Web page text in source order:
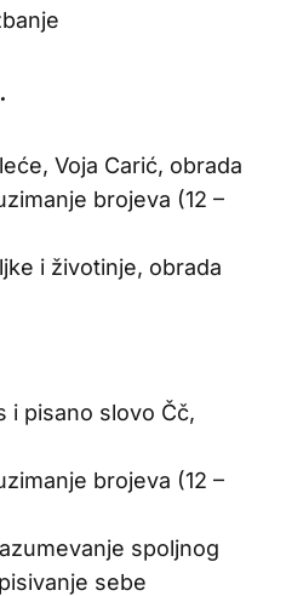
Voja Carić, obrada
brojeva (12 –
i životinje, obrada
i pisano slovo Čč,
brojeva (12 –
spoljnog
sebe